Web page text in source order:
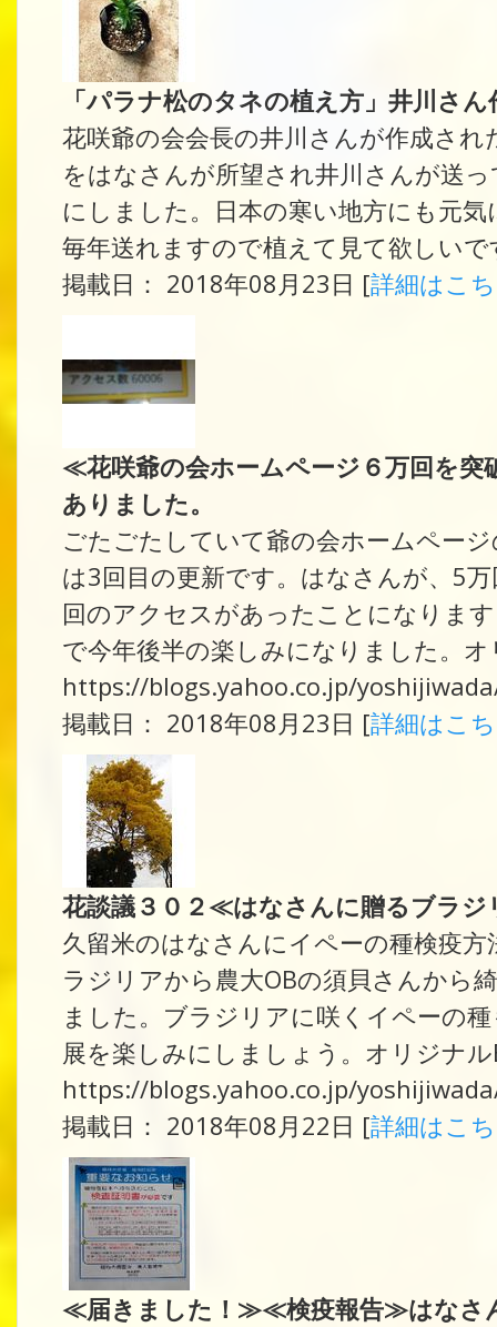
「パラナ松のタネの植え方」井川さ
花咲爺の会会長の井川さんが作成さ
をはなさんが所望され井川さんが送
にしました。日本の寒い地方にも元
毎年送れますので植えて見て欲しいで
掲載日： 2018年08月23日 [詳細はこ
≪花咲爺の会ホームページ６万回を
ありました。
ごたごたしていて爺の会ホームペー
は3回目の更新です。はなさんが、5
回のアクセスがあったことになりま
で今年後半の楽しみになりました。
https://blogs.yahoo.co.jp/
掲載日： 2018年08月23日 [詳細はこ
花談議３０２≪はなさんに贈るブラ
久留米のはなさんにイペーの種検疫
ラジリアから農大OBの須貝さんから
ました。ブラジリアに咲くイペーの
展を楽しみにしましょう。オリジナ
https://blogs.yahoo.co.jp/
掲載日： 2018年08月22日 [詳細はこ
≪届きました！≫≪検疫報告≫はなさ